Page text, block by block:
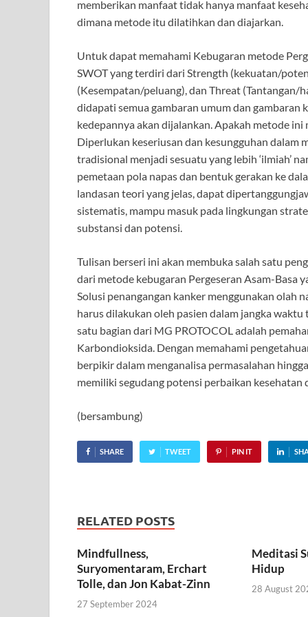
memberikan manfaat tidak hanya manfaat
dimana metode itu dilatihkan dan diajarkan.
Untuk dapat memahami Kebugaran metode
SWOT yang terdiri dari Strength (kekuatan/
(Kesempatan/peluang), dan Threat (Tantangan/
didapati semua gambaran umum dan gambaran
kedepannya akan dijalankan. Apakah metode
Diperlukan keseriusan dan kesungguhan dalam
tradisional menjadi sesuatu yang lebih ‘ilmiah’
pemetaan pola napas dan bentuk gerakan ke
landasan teori yang jelas, dapat
sistematis, mampu masuk pada lingkungan
substansi dan potensi.
Tulisan berseri ini akan membuka salah satu
dari metode kebugaran Pergeseran Asam-Basa
Solusi penangangan kanker menggunakan olah
harus dilakukan oleh pasien dalam jangka waktu
satu bagian dari MG PROTOCOL adalah
Karbondioksida. Dengan memahami
berpikir dalam menganalisa permasalahan
memiliki segudang potensi perbaikan kesehatan
(bersambung)
SHARE TWEET PIN IT
RELATED POSTS
Mindfullness,
Suryomentaram, Erchart
Tolle, dan Jon Kabat-Zinn
27 September 2024
Meditasi
Hidup
28 August